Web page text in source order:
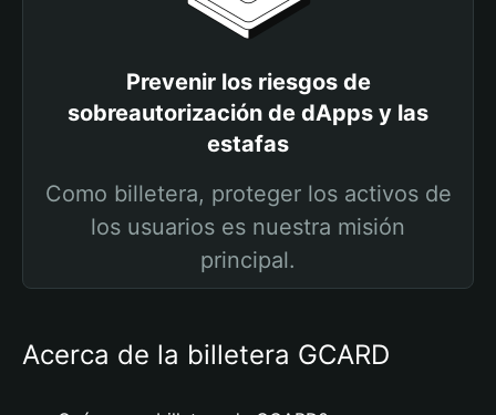
Prevenir los riesgos de
sobreautorización de dApps y las
estafas
Como billetera, proteger los activos de
los usuarios es nuestra misión
principal.
Acerca de la billetera GCARD